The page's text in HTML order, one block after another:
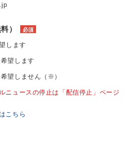
） 必須
します
望します
望しません（※）
ニュースの停止は「配信停止」ページ
こちら